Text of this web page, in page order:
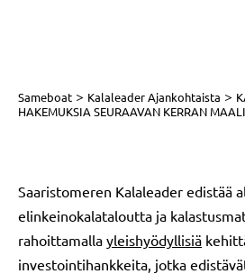
Sameboat > Kalaleader Ajankohtaista >
HAKEMUKSIA SEURAAVAN KERRAN
Saaristomeren Kalaleader edistää
elinkeinokalataloutta ja
rahoittamalla yleishyödyllisiä
investointihankkeita, jotka